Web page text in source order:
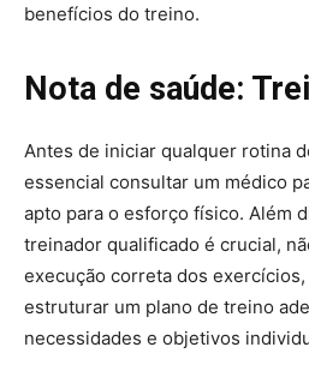
benefícios do treino.
Nota de saúde:
Antes de iniciar qualquer rotina
essencial consultar um médico
apto para o esforço físico. Além
treinador qualificado é crucial,
execução correta dos exercícios,
estruturar um plano de treino
necessidades e objetivos